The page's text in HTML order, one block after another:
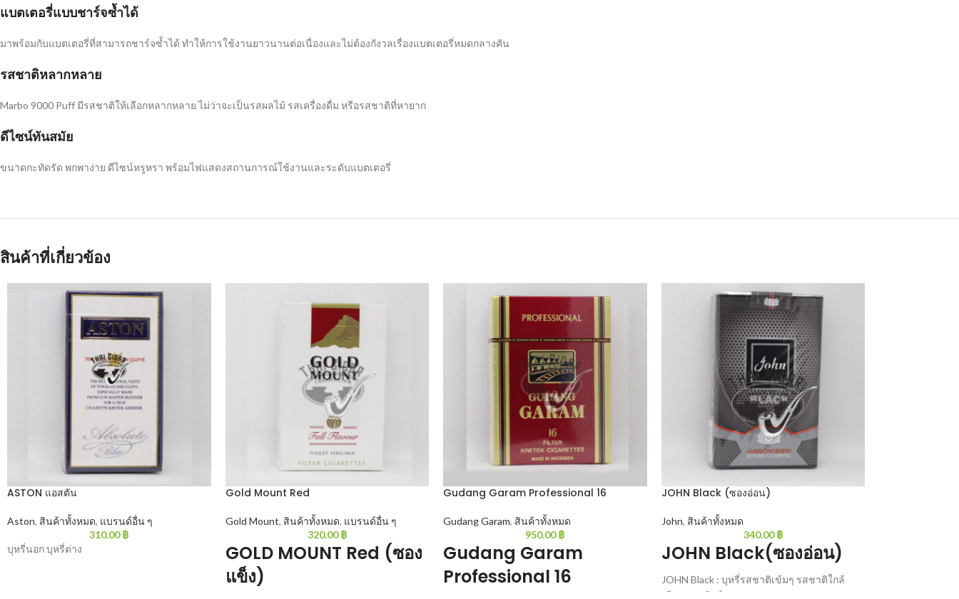
แบตเตอรี่แบบชาร์จซ้ำได้
มาพร้อมกับแบตเตอรี่ที่สามารถชาร์จซ้ำได้ ทำให้การใช้งานยาวนานต่อเนื่องและไม่ต้องกังวลเรื่องแบตเตอรี่หมดกลางคัน
รสชาติหลากหลาย
Marbo 9000 Puff มีรสชาติให้เลือกหลากหลาย ไม่ว่าจะเป็นรสผลไม้ รสเครื่องดื่ม หรือรสชาติที่หายาก
ดีไซน์ทันสมัย
ขนาดกะทัดรัด พกพาง่าย ดีไซน์หรูหรา พร้อมไฟแสดงสถานการณ์ใช้งานและระดับแบตเตอรี่
สินค้าที่เกี่ยวข้อง
ASTON แอสตัน
Aston, สินค้าทั้งหมด, แบรนด์อื่น ๆ
310.00฿
บุหรี่นอก บุหรี่ต่าง
Gold Mount Red
Gold Mount, สินค้าทั้งหมด, แบรนด์อื่น ๆ
320.00฿
GOLD MOUNT Red (ซอง
แข็ง)
Gudang Garam Professional 16
Gudang Garam, สินค้าทั้งหมด
950.00฿
Gudang Garam
Professional 16
JOHN Black (ซองอ่อน)
John, สินค้าทั้งหมด
340.00฿
JOHN Black(ซองอ่อน)
JOHN Black : บุหรี่รสชาติเข้มๆ รสชาติใกล้
เคียงกรองทิพย์